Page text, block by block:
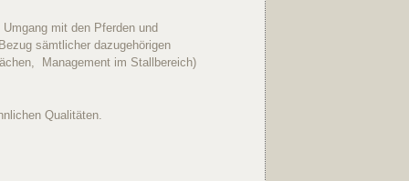
mit den Pferden und
sämtlicher dazugehörigen
Management im Stallbereich)
Qualitäten.